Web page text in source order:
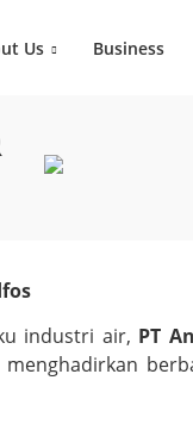
Us Business
industri air, PT